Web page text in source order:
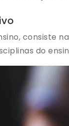
consiste
do